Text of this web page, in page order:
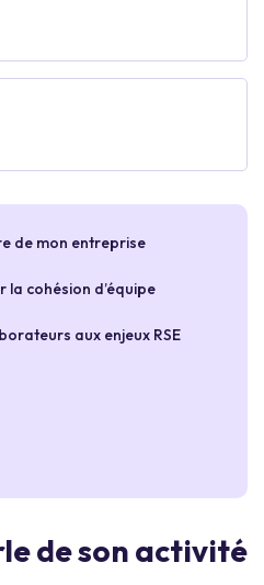
de mon entreprise
cohésion d’équipe
aux enjeux RSE
de son activité